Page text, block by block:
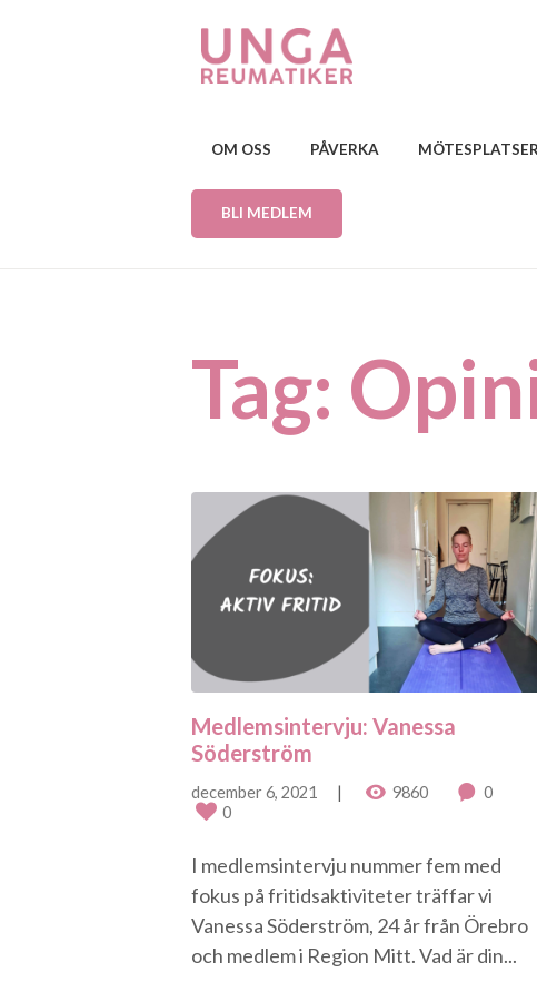
OM OSS PÅVERKA MÖTESPLATSER
BLI MEDLEM
Tag:
Medlemsintervju: Vanessa
Söderström
december 6, 2021 9860
0
0
I medlemsintervju nummer fem med
fokus på fritidsaktiviteter träffar vi
Vanessa Söderström, 24 år från Örebro
och medlem i Region Mitt. Vad är din...